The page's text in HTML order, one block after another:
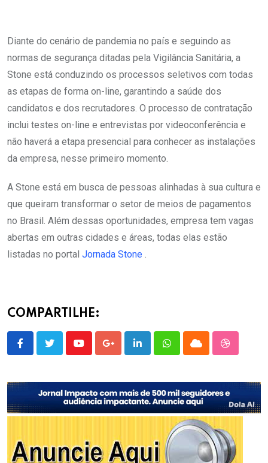
Diante do cenário de pandemia no país e seguindo as
normas de segurança ditadas pela Vigilância Sanitária, a
Stone está conduzindo os processos seletivos com todas
as etapas de forma on-line, garantindo a saúde dos
candidatos e dos recrutadores. O processo de contratação
inclui testes on-line e entrevistas por videoconferência e
não haverá a etapa presencial para conhecer as instalações
da empresa, nesse primeiro momento.
A Stone está em busca de pessoas alinhadas à sua cultura e
que queiram transformar o setor de meios de pagamentos
no Brasil. Além dessas oportunidades, empresa tem vagas
abertas em outras cidades e áreas, todas elas estão
listadas no portal Jornada Stone
COMPARTILHE:
YoutubeGoogle+LinkedInWhatsappCloud